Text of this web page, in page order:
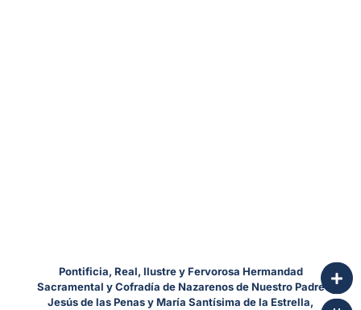
Pontificia, Real, Ilustre y Fervorosa Hermandad
Sacramental y Cofradía de Nazarenos de Nuestro Padre
Jesús de las Penas y María Santísima de la Estrella,